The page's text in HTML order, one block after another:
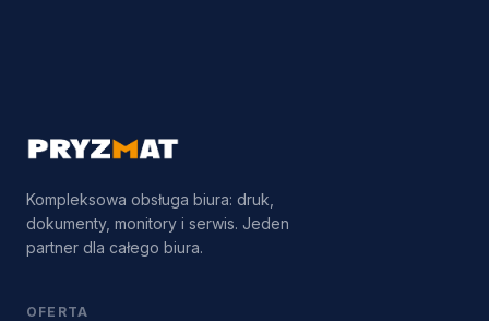
Kompleksowa obsługa biura: druk,
dokumenty, monitory i serwis. Jeden
partner dla całego biura.
OFERTA